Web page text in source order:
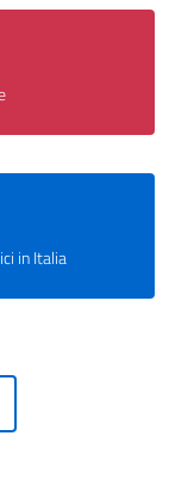
in Italia